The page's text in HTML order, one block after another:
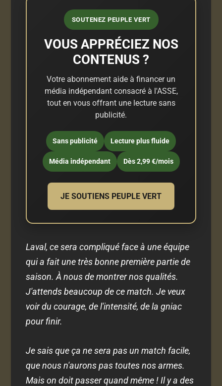
SOUTENEZ PEUPLE VERT
VOUS APPRÉCIEZ NOS
CONTENUS ?
Votre abonnement aide à financer un
média indépendant consacré à l'ASSE,
tout en vous offrant une lecture sans
publicité.
Sans publicité Lecture plus fluide
Média indépendant Dès 2,99 €/mois
JE SOUTIENS PEUPLE VERT
Laval, ce sera compliqué face à une équipe
qui a fait une très bonne première partie de
saison. À nous de montrer nos qualités.
J'attends beaucoup de ce match. Je veux
voir du courage, de l'intensité, de la gniac
pour finir.
Je sais que ça ne sera pas un match facile,
que nous n'aurons pas toutes nos armes.
Mais on doit passer quand même ! Il y a des